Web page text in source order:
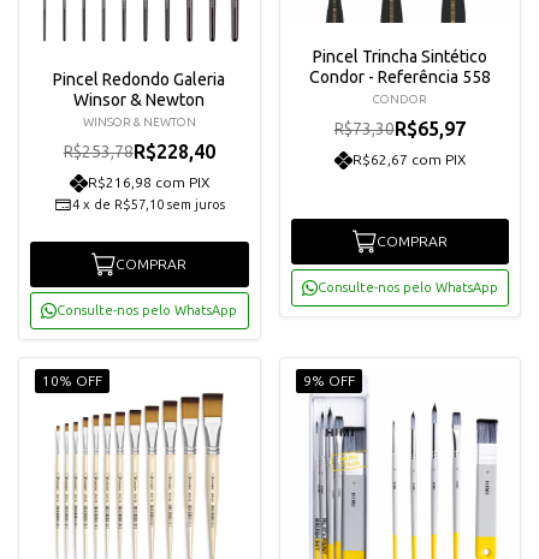
Pincel Redondo Galeria
Winsor & Newton
WINSOR & NEWTON
R$253,78R$228,40
R$216,98 com PIX
4 x de R$57,10 sem juros
COMPRAR
Consulte-nos pelo WhatsApp
Pincel Trincha Sintético
Condor - Referência 558
CONDOR
R$73,30R$65,97
R$62,67 com PIX
COMPRAR
Consulte-nos pelo WhatsApp
10% OFF 9% OFF